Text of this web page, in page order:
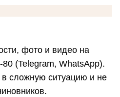
фото и видео на
(Telegram, WhatsApp).
сложную ситуацию и не